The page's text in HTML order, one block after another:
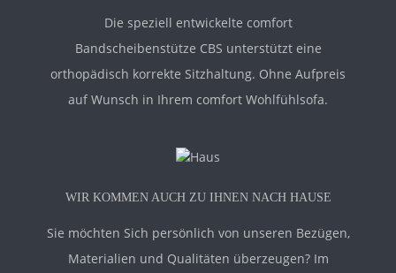
Die speziell entwickelte comfort
Bandscheibenstütze CBS unterstützt eine
orthopädisch korrekte Sitzhaltung. Ohne Aufpreis
auf Wunsch in Ihrem comfort Wohlfühlsofa.
WIR KOMMEN AUCH ZU IHNEN NACH HAUSE
Sie möchten Sich persönlich von unseren Bezügen,
Materialien und Qualitäten überzeugen? Im